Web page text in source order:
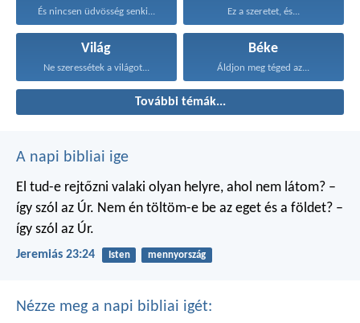
És nincsen üdvösség senki... Ez a szeretet, és...
Világ
Ne szeressétek a világot...
Béke
Áldjon meg téged az...
További témák...
A napi bibliai ige
El tud-e rejtőzni valaki olyan helyre, ahol nem látom? –
így szól az Úr. Nem én töltöm-e be az eget és a földet? –
így szól az Úr.
Jeremiás 23:24 Isten mennyország
Nézze meg a napi bibliai igét: